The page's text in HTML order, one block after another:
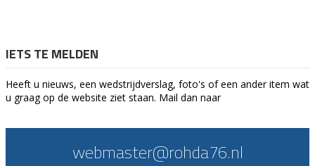
IETS TE MELDEN
Heeft u nieuws, een wedstrijdverslag, foto's of een ander item wat
u graag op de website ziet staan. Mail dan naar
webmaster@rohda76.nl